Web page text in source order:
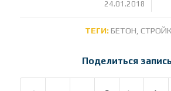
24.01.2018
/
ТЕГИ: БЕТОН ,
Поделиться